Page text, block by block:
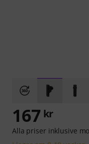
167 kr
Alla priser inklusive